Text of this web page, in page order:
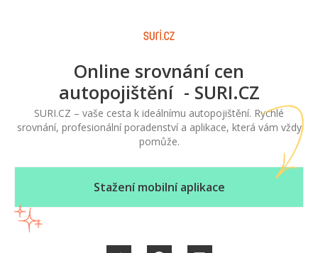
Online srovnání cen
autopojištění - SURI.CZ
SURI.CZ – vaše cesta k ideálnímu autopojištění. Rychlé
srovnání, profesionální poradenství a aplikace, která vám vždy
pomůže.
Stažení mobilní aplikace